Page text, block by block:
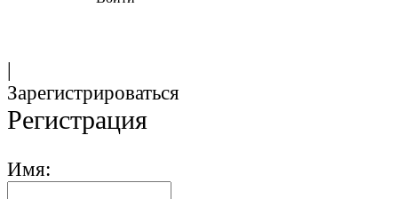
|
Зарегистрироваться
Регистрация
Имя: